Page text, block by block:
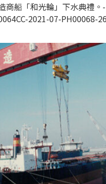
商船「和光輪」下水典禮。-
2021-07-PH00068-